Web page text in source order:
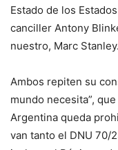
Estado de los
canciller Antony
nuestro, Marc Stanley.
Ambos repiten su
mundo necesita”,
Argentina queda
van tanto el DNU 70/